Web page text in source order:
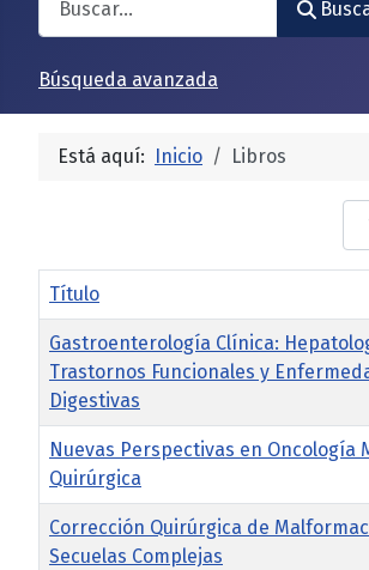
Búsqueda avanzada
Está aquí: Inicio Libros
Título
Gastroenterología Clínica:
Trastornos Funcionales y
Digestivas
Nuevas Perspectivas en Oncología
Quirúrgica
Corrección Quirúrgica de
Secuelas Complejas